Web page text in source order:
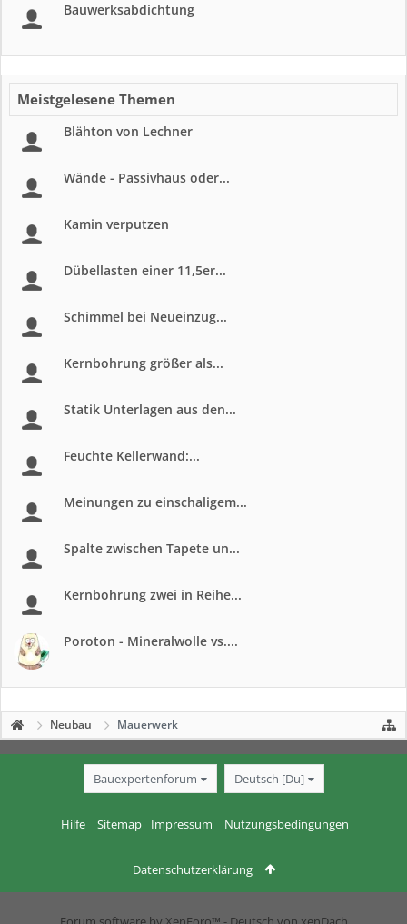
Bauwerksabdichtung
Meistgelesene Themen
Blähton von Lechner
Wände - Passivhaus oder...
Kamin verputzen
Dübellasten einer 11,5er...
Schimmel bei Neueinzug...
Kernbohrung größer als...
Statik Unterlagen aus den...
Feuchte Kellerwand:...
Meinungen zu einschaligem...
Spalte zwischen Tapete un...
Kernbohrung zwei in Reihe...
Poroton - Mineralwolle vs....
Neubau Mauerwerk
Bauexpertenforum Deutsch [Du]
Hilfe Sitemap Impressum Nutzungsbedingungen
Datenschutzerklärung